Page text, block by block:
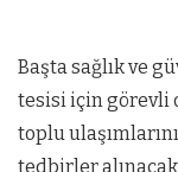
Başta sağlık ve
tesisi için görevli
toplu
tedbirler